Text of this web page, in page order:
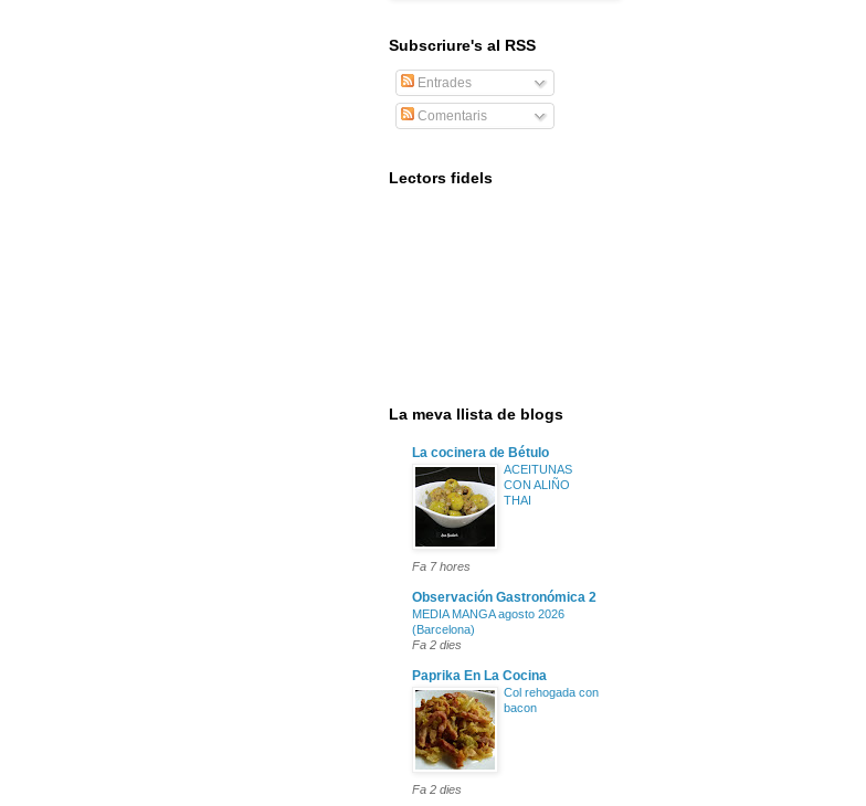
Subscriure's al RSS
Entrades
Comentaris
Lectors fidels
La meva llista de blogs
La cocinera de Bétulo
ACEITUNAS
CON ALIÑO
THAI
Fa 7 hores
Observación Gastronómica 2
MEDIA MANGA agosto 2026
(Barcelona)
Fa 2 dies
Paprika En La Cocina
Col rehogada con
bacon
Fa 2 dies